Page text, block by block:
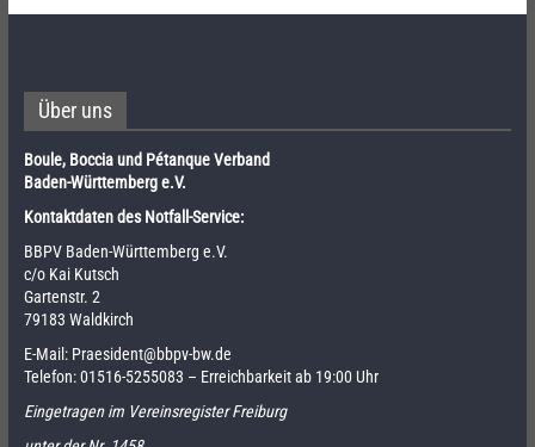
Über uns
Boule, Boccia und Pétanque Verband
Baden-Württemberg e.V.
Kontaktdaten des Notfall-Service:
BBPV Baden-Württemberg e.V.
c/o Kai Kutsch
Gartenstr. 2
79183 Waldkirch
E-Mail: Praesident@bbpv-bw.de
Telefon:01516-5255083 – Erreichbarkeit ab 19:00 Uhr
Eingetragen im Vereinsregister Freiburg